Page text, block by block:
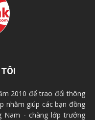
2010 để trao đổi thông
nhằm giúp các bạn đồng
Nam - chàng lớp trưởng